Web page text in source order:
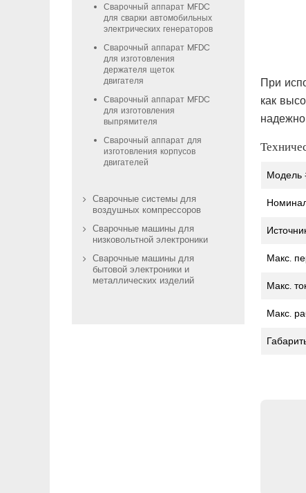
При
как
Модель
Макс.
Макс.
Макс.
Сварочный аппарат MFDC
для сварки автомобильных
электрических генераторов
Сварочный аппарат MFDC
для изготовления
держателя щеток
двигателя
Сварочный аппарат MFDC
для изготовления
выпрямителя
Сварочный аппарат для
изготовления корпусов
двигателей
Сварочные системы для
воздушных компрессоров
Сварочные машины для
низковольтной электроники
Сварочные машины для
бытовой электроники и
металлических изделий